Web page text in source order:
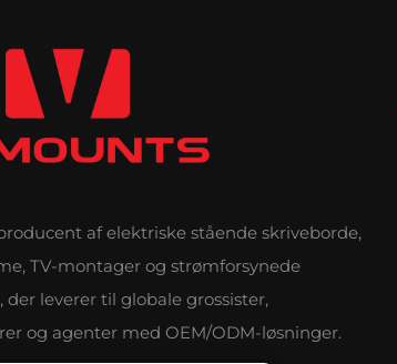
af elektriske stående skriveborde,
TV-montager og strømforsynede
leverer til globale grossister,
og agenter med OEM/ODM-løsninger.